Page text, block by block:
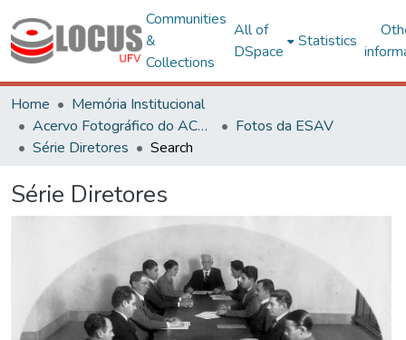
Communities
&
Collections
All of
DSpace
Statistics
Home
Memória Institucional
Acervo Fotográfico do ACH-UFV
Fotos da ESAV
Série Diretores
Search
Série Diretores